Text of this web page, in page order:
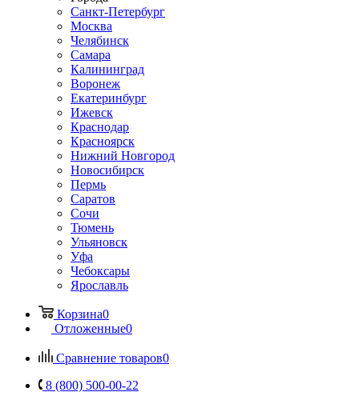
Санкт-Петербург
Москва
Челябинск
Самара
Калининград
Воронеж
Екатеринбург
Ижевск
Краснодар
Красноярск
Нижний Новгород
Новосибирск
Пермь
Саратов
Сочи
Тюмень
Ульяновск
Уфа
Чебоксары
Ярославль
Корзина0
Отложенные0
Сравнение товаров0
8 (800) 500-00-22